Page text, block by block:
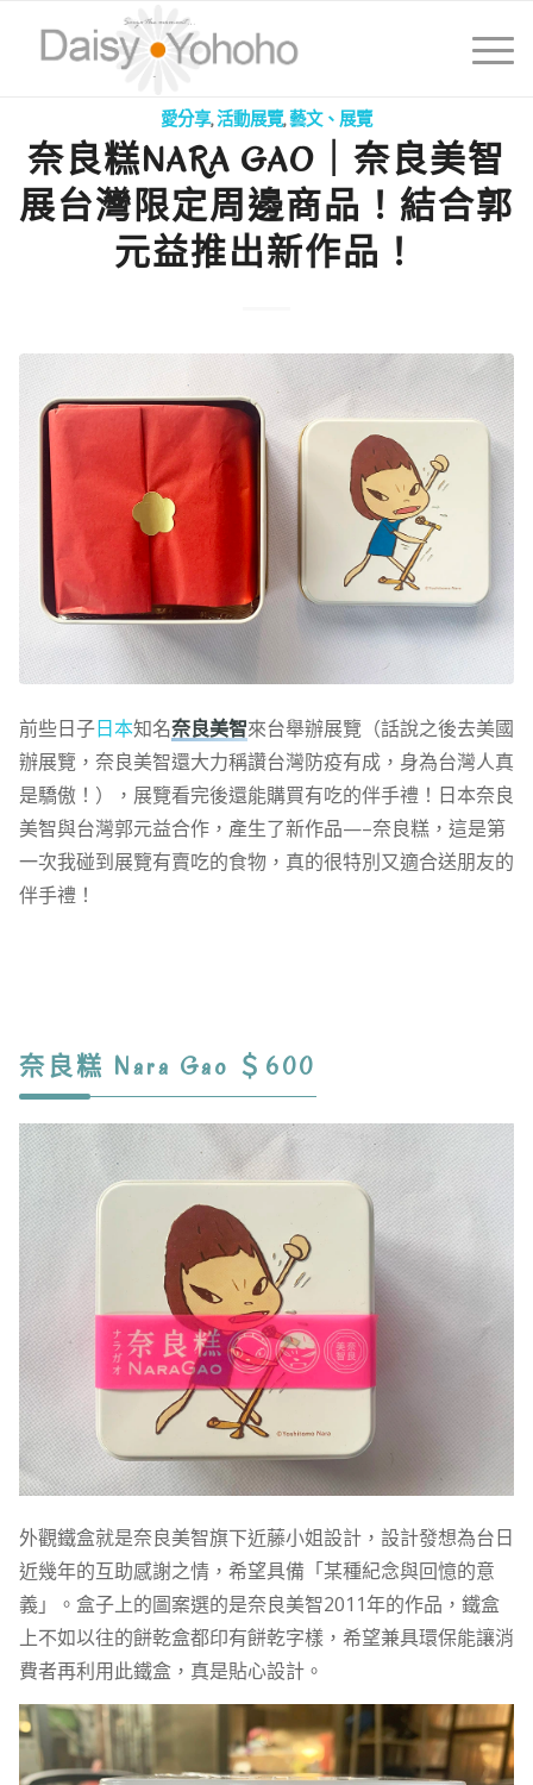
愛分享,活動展覽,藝文、展覽
奈良糕NARA GAO｜奈良美智
展台灣限定周邊商品！結合郭
元益推出新作品！
前些日子日本知名奈良美智來台舉辦展覽（話說之後去美國
辦展覽，奈良美智還大力稱讚台灣防疫有成，身為台灣人真
是驕傲！），展覽看完後還能購買有吃的伴手禮！日本奈良
美智與台灣郭元益合作，產生了新作品—–奈良糕，這是第
一次我碰到展覽有賣吃的食物，真的很特別又適合送朋友的
伴手禮！
奈良糕 Nara Gao ＄600
外觀鐵盒就是奈良美智旗下近藤小姐設計，設計發想為台日
近幾年的互助感謝之情，希望具備「某種紀念與回憶的意
義」。盒子上的圖案選的是奈良美智2011年的作品，鐵盒
上不如以往的餅乾盒都印有餅乾字樣，希望兼具環保能讓消
費者再利用此鐵盒，真是貼心設計。